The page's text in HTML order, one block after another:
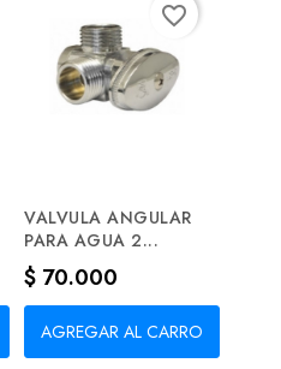
VALVULA ANGULAR
PARA AGUA 2...
Precio
$ 70.000
AGREGAR AL CARRO
favorite_border